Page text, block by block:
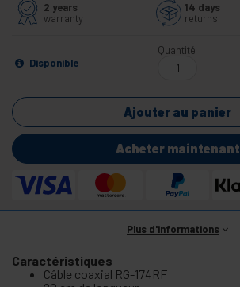
2 years
warranty
14 days
returns
Disponible
Quantité
Ajouter au panier
Acheter maintenant
Plus d'informations
Caractéristiques
Câble coaxial RG-174RF